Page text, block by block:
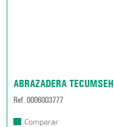
ABRAZADERA TECUMSEH
Ref. 0006003777
Comparar